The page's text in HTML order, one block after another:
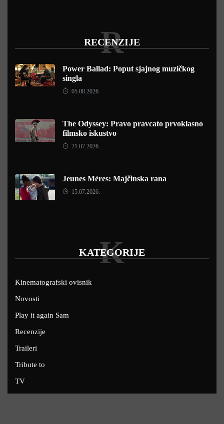
RECENZIJE
R
Power Ballad: Poput sjajnog muzičkog
singla
05.08.2026.
The Odyssey: Pravo pravcato prvoklasno
filmsko iskustvo
21.07.2026.
Jeunes Mères: Majčinska rana
15.07.2026.
KATEGORIJE
K
Kinematografski ovisnik
Novosti
Play it again Sam
Recenzije
Traileri
Tribute to
TV